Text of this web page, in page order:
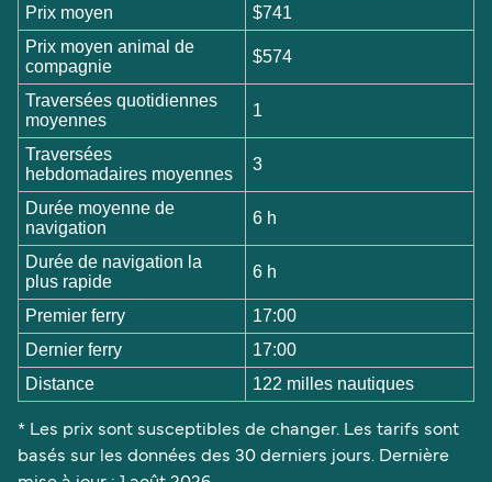
Prix moyen
$741
Prix moyen animal de
compagnie
$574
Traversées quotidiennes
moyennes
1
Traversées
hebdomadaires moyennes
3
Durée moyenne de
navigation
6 h
Durée de navigation la
plus rapide
6 h
Premier ferry
17:00
Dernier ferry
17:00
Distance
122 milles nautiques
* Les prix sont susceptibles de changer. Les tarifs sont
basés sur les données des 30 derniers jours. Dernière